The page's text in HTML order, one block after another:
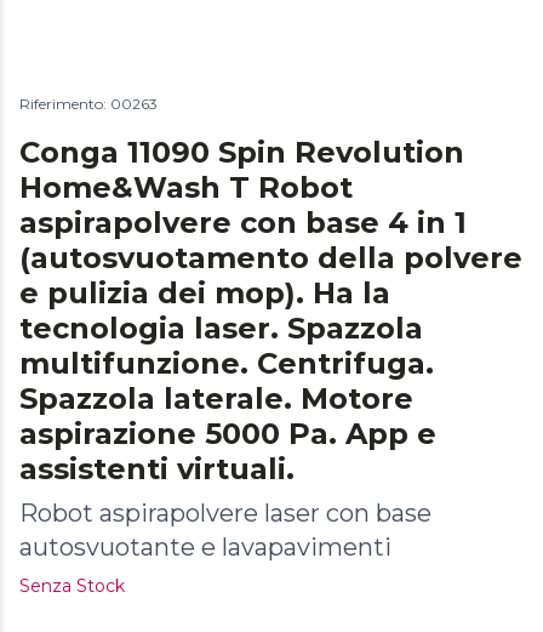
Riferimento: 00263
Conga 11090 Spin Revolution
Home&Wash T Robot
aspirapolvere con base 4 in 1
(autosvuotamento della polvere
e pulizia dei mop). Ha la
tecnologia laser. Spazzola
multifunzione. Centrifuga.
Spazzola laterale. Motore
aspirazione 5000 Pa. App e
assistenti virtuali.
Robot aspirapolvere laser con base
autosvuotante e lavapavimenti
Senza Stock